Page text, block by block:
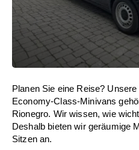
Planen Sie eine Reise?
Economy-Class-Minivans
Rionegro. Wir wissen, wie
Deshalb bieten wir geräumige
Sitzen an.